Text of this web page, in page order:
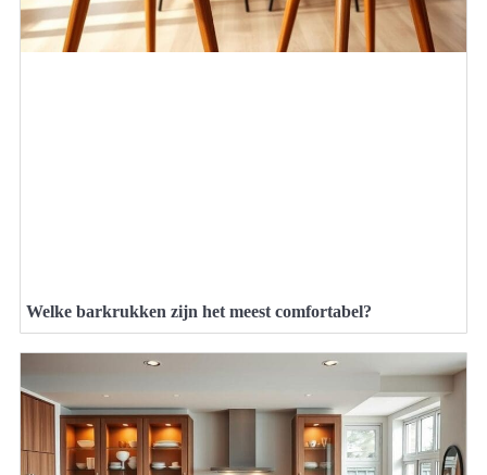
Welke barkrukken zijn het meest comfortabel?